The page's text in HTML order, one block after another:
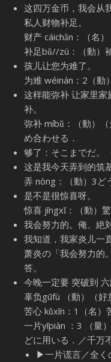
这四万金币，我会从
私人财物补足。
财产 cáichǎn：（名
补足bǔ//zú：（動）
孩儿让您为难了。
为难 wéinán：2（動
这样能弥补 让家里
补。
弥补 míbǔ：（動）
め合わせる．
够了：そこまでだ。
这是我今天弄到的筑
弄 nòng：（動）3ど
是不是很惊喜呀。
惊喜 jīngxǐ：（動）驚
我会努力的。俺、絶
我知道，我家炎儿一
萧炎の「我会努力的
答。
今晚一定要 突破到
辜负gūfù （動）（好
苦心 kǔxīn：1（名）
一片yīpiàn ：3 （量
どに用いる．／千万
▶一片谎言／全く